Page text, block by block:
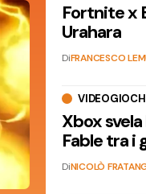
Fortnite x
Urahara
DiFRANCESCO
Xbox
Fable tra i
DiNICOLÒ